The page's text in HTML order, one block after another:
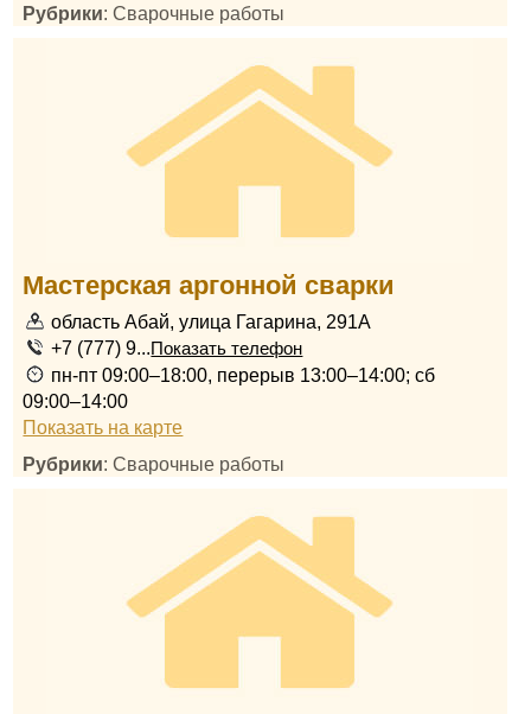
Рубрики: Сварочные работы
Мастерская аргонной сварки
область Абай, улица Гагарина, 291А
+7 (777) 9...Показать телефон
пн-пт 09:00–18:00, перерыв 13:00–14:00; сб
09:00–14:00
Показать на карте
Рубрики: Сварочные работы